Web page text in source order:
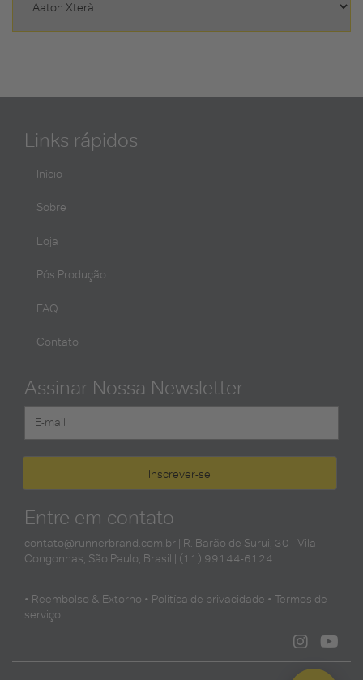
Links rápidos
Início
Sobre
Loja
Pós Produção
FAQ
Contato
Assinar Nossa Newsletter
Entre em contato
contato@runnerbrand.com.br | R. Barão de Surui, 30 - Vila
Congonhas, São Paulo, Brasil | (11) 99144-6124
• Reembolso & Extorno • Politíca de privacidade • Termos de
serviço